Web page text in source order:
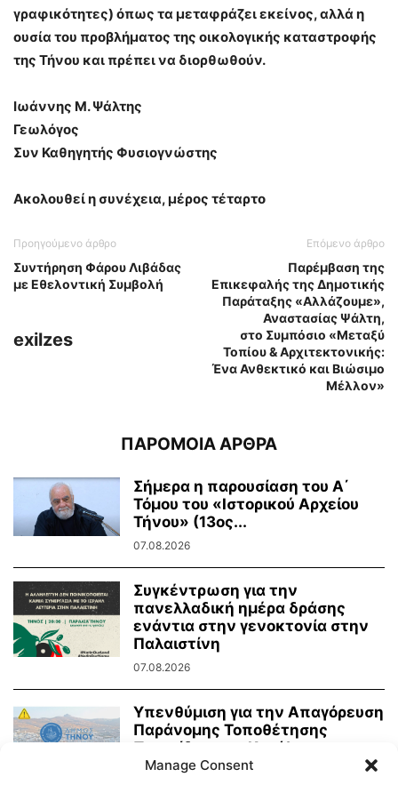
γραφικότητες) όπως τα μεταφράζει εκείνος, αλλά η
ουσία του προβλήματος της οικολογικής καταστροφής
της Τήνου και πρέπει να διορθωθούν.
Ιωάννης Μ. Ψάλτης
Γεωλόγος
Συν Καθηγητής Φυσιογνώστης
Ακολουθεί η συνέχεια, μέρος τέταρτο
Προηγούμενο άρθρο
Συντήρηση Φάρου Λιβάδας
με Εθελοντική Συμβολή
Επόμενο άρθρο
Παρέμβαση της
Επικεφαλής της Δημοτικής
Παράταξης «Αλλάζουμε»,
Αναστασίας Ψάλτη,
στο Συμπόσιο «Μεταξύ
Τοπίου & Αρχιτεκτονικής:
Ένα Ανθεκτικό και Βιώσιμο
Μέλλον»
exilzes
ΠΑΡΟΜΟΙΑ ΑΡΘΡΑ
Σήμερα η παρουσίαση του Α΄
Τόμου του «Ιστορικού Αρχείου
Τήνου» (13ος...
07.08.2026
Συγκέντρωση για την
πανελλαδική ημέρα δράσης
ενάντια στην γενοκτονία στην
Παλαιστίνη
07.08.2026
Υπενθύμιση για την Απαγόρευση
Παράνομης Τοποθέτησης
Πινακίδων και Κατάληψης
Κοινόχρηστων Χώρων
Manage Consent